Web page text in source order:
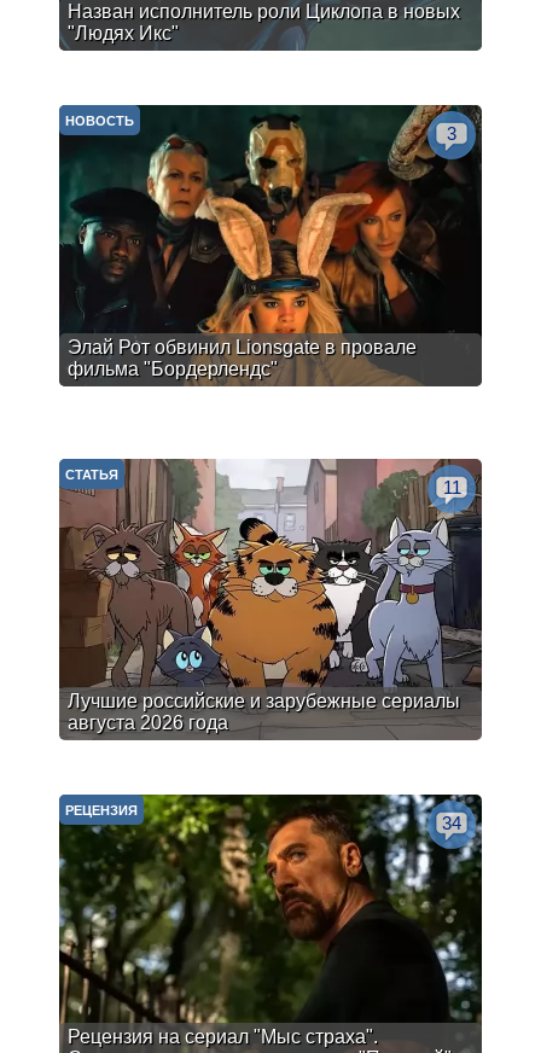
Назван исполнитель роли Циклопа в новых
"Людях Икс"
Элай Рот обвинил Lionsgate в провале
фильма "Бордерлендс"
НОВОСТЬ
3
Лучшие российские и зарубежные сериалы
августа 2026 года
СТАТЬЯ
11
Рецензия на сериал "Мыс страха".
РЕЦЕНЗИЯ
34